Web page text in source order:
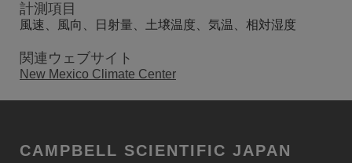
計測項目
風速、風向、日射量、土壌温度、気温、相対湿度
関連ウェブサイト
New Mexico Climate Center
CAMPBELL SCIENTIFIC JAPAN